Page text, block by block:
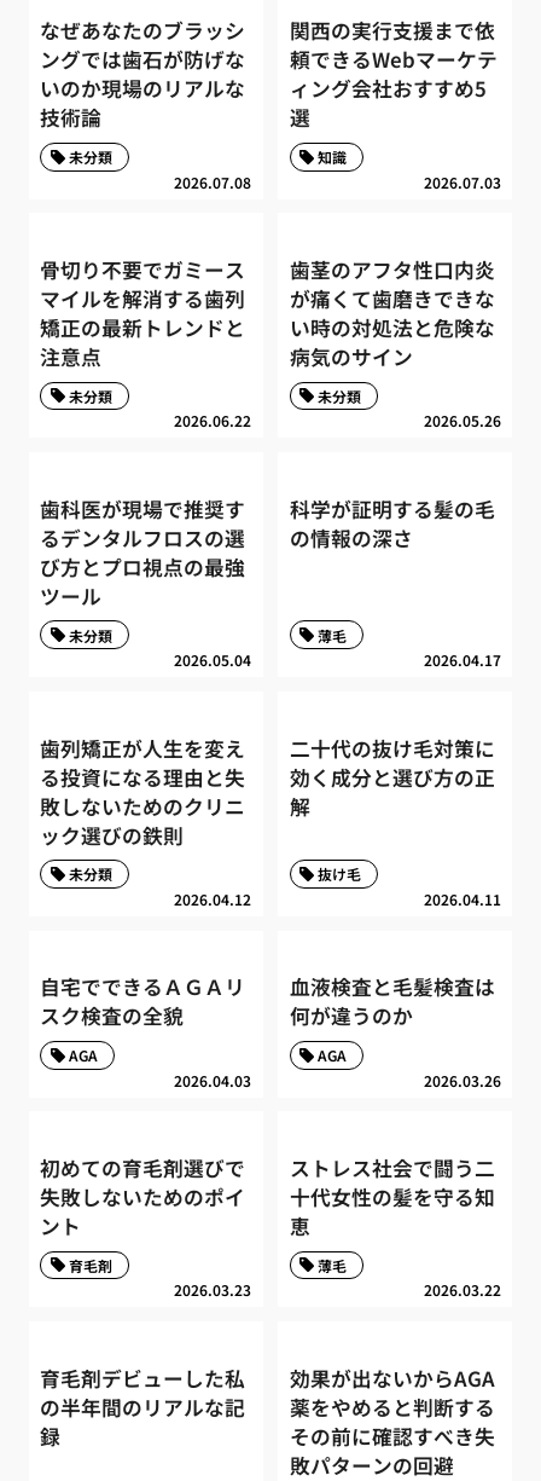
なぜあなたのブラッシ
ングでは歯石が防げな
いのか現場のリアルな
技術論
2026.07.08
未分類
関西の実行支援まで依
頼できるWebマーケテ
ィング会社おすすめ5
選
2026.07.03
知識
骨切り不要でガミース
マイルを解消する歯列
矯正の最新トレンドと
注意点
2026.06.22
未分類
歯茎のアフタ性口内炎
が痛くて歯磨きできな
い時の対処法と危険な
病気のサイン
2026.05.26
未分類
歯科医が現場で推奨す
るデンタルフロスの選
び方とプロ視点の最強
ツール
2026.05.04
未分類
科学が証明する髪の毛
の情報の深さ
2026.04.17
薄毛
歯列矯正が人生を変え
る投資になる理由と失
敗しないためのクリニ
ック選びの鉄則
2026.04.12
未分類
二十代の抜け毛対策に
効く成分と選び方の正
解
2026.04.11
抜け毛
自宅でできるＡＧＡリ
スク検査の全貌
2026.04.03
AGA
血液検査と毛髪検査は
何が違うのか
2026.03.26
AGA
初めての育毛剤選びで
失敗しないためのポイ
ント
2026.03.23
育毛剤
ストレス社会で闘う二
十代女性の髪を守る知
恵
2026.03.22
薄毛
育毛剤デビューした私
の半年間のリアルな記
録
効果が出ないからAGA
薬をやめると判断する
その前に確認すべき失
敗パターンの回避